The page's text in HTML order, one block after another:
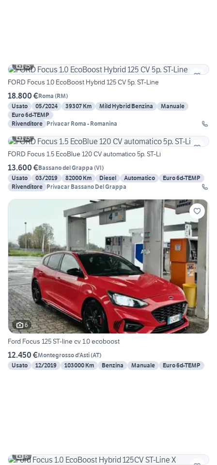
15
FORD Focus 1.0 EcoBoost Hybrid 125 CV 5p. ST-Line
18.800 €Roma (RM)
Usato
05/2024 39307 Km Mild Hybrid Benzina
Manuale
Euro 6d-TEMP
Rivenditore Privacar Roma - Romanina
13
FORD Focus 1.5 EcoBlue 120 CV automatico 5p. ST-Li
13.600 €Bassano del Grappa (VI)
Usato
03/2019 82000 Km Diesel Automatico
Euro 6d-TEMP
Rivenditore Privacar Bassano Del Grappa
6
Ford Focus 125 ST-line cv 1.0 ecoboost
12.450 €Montegrosso d'Asti(AT)
Usato
12/2019 103000 Km Benzina Manuale Euro 6d-TEMP
6